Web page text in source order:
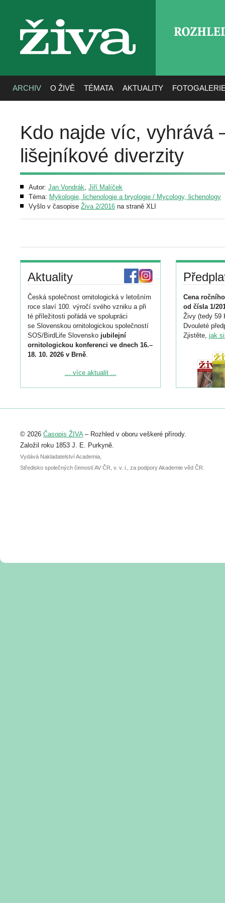
živa
ARCHIV O ŽIVĚ TÉMATA AKTUALITY
Kdo najde víc, vyhrává
lišejníkové diverzity
Autor: Jan Vondrák, Jiří Malíček
Téma: Mykologie, lichenologie a bryologie / Mycology, lichenology
Vyšlo v časopise Živa 2/2016 na straně XLI
Aktuality
Česká společnost ornitologická v letošním
roce slaví 100. výročí svého vzniku a při
té příležitosti pořádá ve spolupráci
se Slovenskou ornitologickou společností
SOS/BirdLife Slovensko jubilejní
ornitologickou konferenci ve dnech 16.–
18. 10. 2026 v Brně.
Podrobnější informace ke konferenci
Registrovat se můžete do 6. září.
abstraktu přihlášené přednášky nebo
posteru je už 30. června.
... více aktualit ...
Cena
od čísla 1/
Živy (tedy 59
Dvouleté
Zjistěte, jak
© 2026 Časopis ŽIVA– Rozhled v oboru veškeré přírody.
Založil roku 1853 J. E. Purkyně.
Vydává Nakladatelství Academia,
Středisko společných činností AV ČR, v. v. i., za podpory Akademie věd ČR.